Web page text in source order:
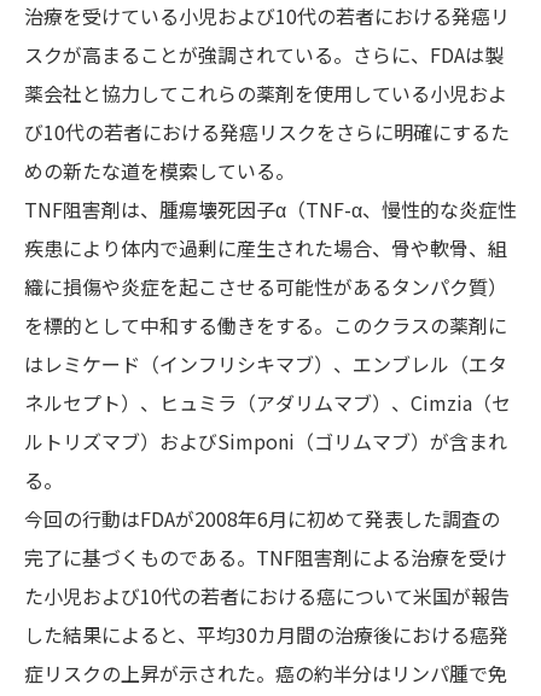
治療を受けている小児および10代の若者における発癌リ
スクが高まることが強調されている。さらに、FDAは製
薬会社と協力してこれらの薬剤を使用している小児およ
び10代の若者における発癌リスクをさらに明確にするた
めの新たな道を模索している。
TNF阻害剤は、腫瘍壊死因子α（TNF-α、慢性的な炎症性
疾患により体内で過剰に産生された場合、骨や軟骨、組
織に損傷や炎症を起こさせる可能性があるタンパク質）
を標的として中和する働きをする。このクラスの薬剤に
はレミケード（インフリシキマブ）、エンブレル（エタ
ネルセプト）、ヒュミラ（アダリムマブ）、Cimzia（セ
ルトリズマブ）およびSimponi（ゴリムマブ）が含まれ
る。
今回の行動はFDAが2008年6月に初めて発表した調査の
完了に基づくものである。TNF阻害剤による治療を受け
た小児および10代の若者における癌について米国が報告
した結果によると、平均30カ月間の治療後における癌発
症リスクの上昇が示された。癌の約半分はリンパ腫で免